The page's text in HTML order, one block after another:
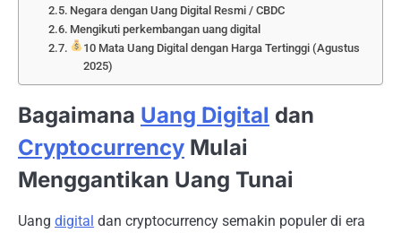
Negara dengan Uang Digital Resmi / CBDC
Mengikuti perkembangan uang digital
10 Mata Uang Digital dengan Harga Tertinggi (Agustus
2025)
Bagaimana Uang Digital dan
Cryptocurrency Mulai
Menggantikan Uang Tunai
Uang digital dan cryptocurrency semakin populer di era